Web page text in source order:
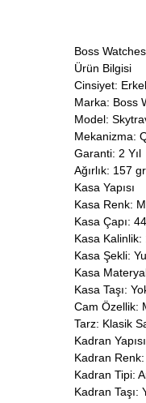
Boss
Ürün Bilgisi
Cinsiyet:
Marka: Boss
Model:
Mekanizma:
Garanti: 2 Yıl
Ağırlık: 157 gr
Kasa Yapısı
Kasa Renk:
Kasa Çapı:
Kasa Kalinlik:
Kasa Şekli:
Kasa
Kasa Taşı:
Cam Özellik:
Tarz: Klasik
Kadran Yapısı
Kadran
Kadran Tipi:
Kadran Taşı: